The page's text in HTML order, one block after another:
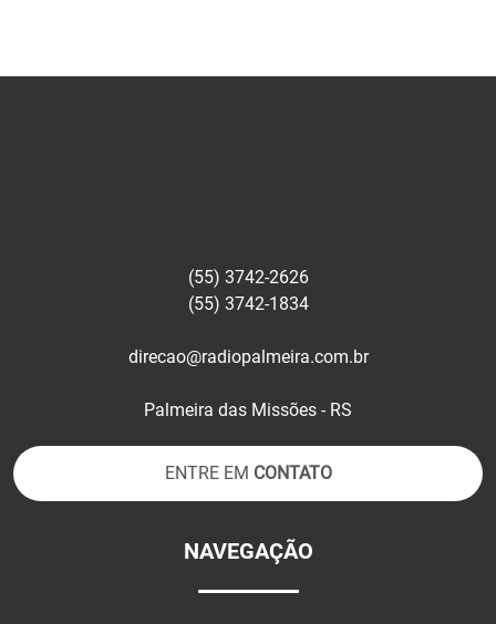
(55) 3742-2626
(55) 3742-1834
direcao@radiopalmeira.com.br
Palmeira das Missões - RS
ENTRE EM CONTATO
NAVEGAÇÃO